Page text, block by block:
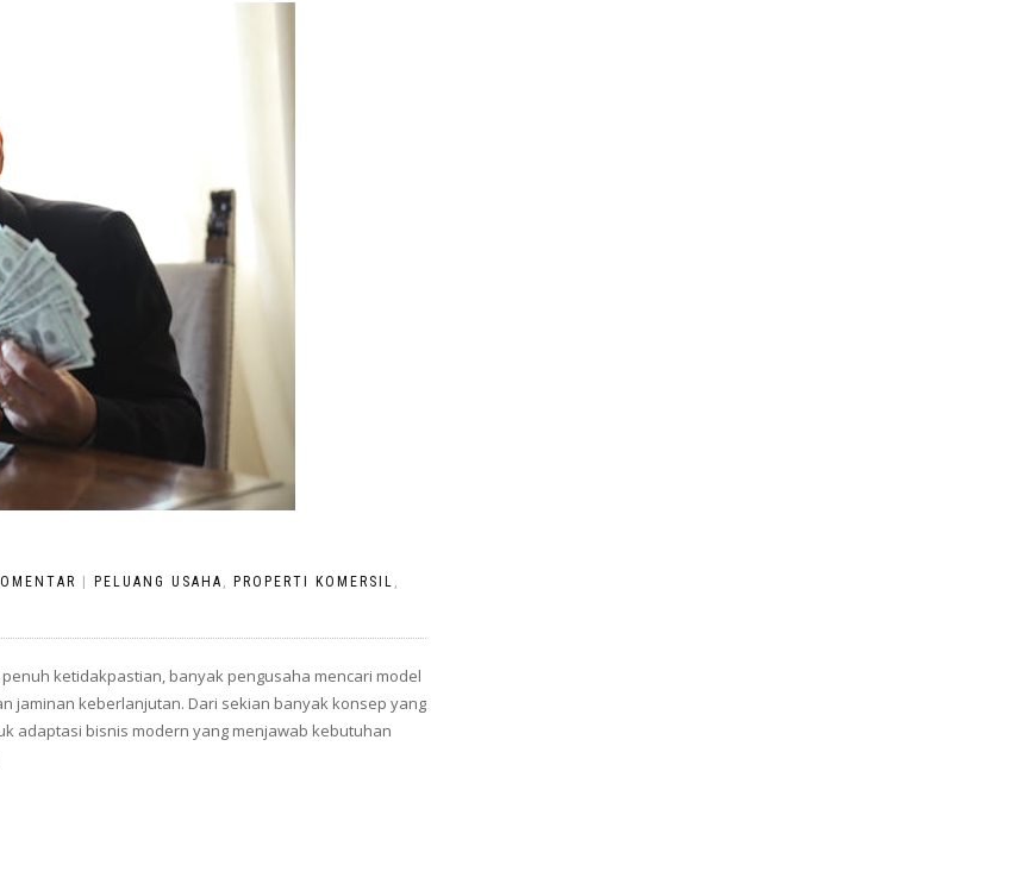
PELUANG USAHA , PROPERTI KOMERSIL ,
ketidakpastian, banyak pengusaha mencari model
jaminan keberlanjutan. Dari sekian banyak konsep yang
adaptasi bisnis modern yang menjawab kebutuhan